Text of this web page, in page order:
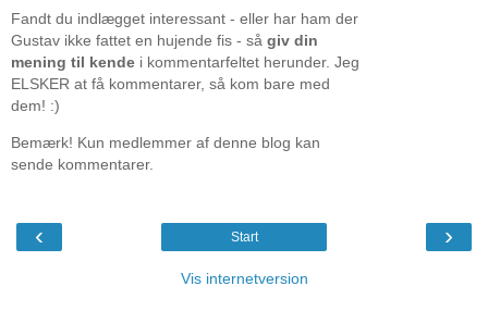
Fandt du indlægget interessant - eller har ham der
Gustav ikke fattet en hujende fis - så giv din
mening til kende i kommentarfeltet herunder. Jeg
ELSKER at få kommentarer, så kom bare med
dem! :)
Bemærk! Kun medlemmer af denne blog kan
sende kommentarer.
‹ ›
Start
Vis internetversion